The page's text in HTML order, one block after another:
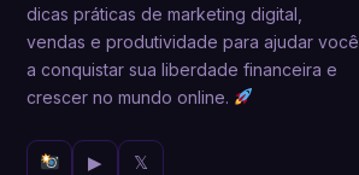
dicas práticas de marketing digital,
vendas e produtividade para ajudar você
a conquistar sua liberdade financeira e
crescer no mundo online.
▶ 𝕏